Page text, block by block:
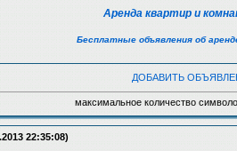
Аренда квартир и
Бесплатные объявления об
ДОБАВИТЬ
максимальное количество
22:35:08)